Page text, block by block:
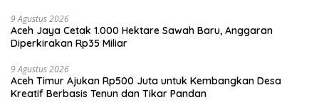
9 Agustus 2026
Aceh Jaya Cetak 1.000 Hektare Sawah Baru, Anggaran
Diperkirakan Rp35 Miliar
9 Agustus 2026
Aceh Timur Ajukan Rp500 Juta untuk Kembangkan Desa
Kreatif Berbasis Tenun dan Tikar Pandan